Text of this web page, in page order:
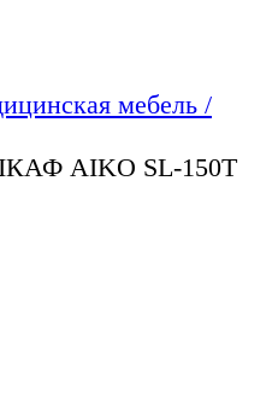
мебель /
AIKO SL-150Т